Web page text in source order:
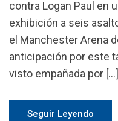
contra Logan Paul en
exhibición a seis
el Manchester Arena
anticipación por este
visto empañada por […]
Seguir Leyendo